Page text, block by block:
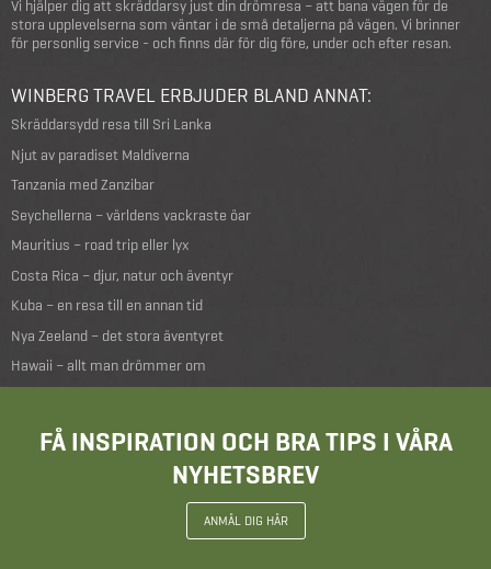
Vi hjälper dig att skräddarsy just din drömresa – att bana vägen för de
stora upplevelserna som väntar i de små detaljerna på vägen. Vi brinner
för personlig service - och finns där för dig före, under och efter resan.
WINBERG TRAVEL ERBJUDER BLAND ANNAT:
Skräddarsydd resa till Sri Lanka
Njut av paradiset Maldiverna
Tanzania med Zanzibar
Seychellerna – världens vackraste öar
Mauritius – road trip eller lyx
Costa Rica – djur, natur och äventyr
Kuba – en resa till en annan tid
Nya Zeeland – det stora äventyret
Hawaii – allt man drömmer om
FÅ INSPIRATION OCH BRA TIPS I VÅRA
NYHETSBREV
ANMÄL DIG HÄR